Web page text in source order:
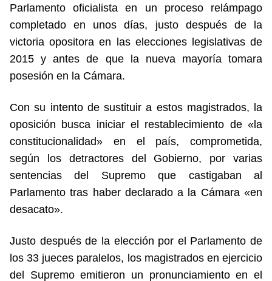
Parlamento oficialista en un proceso relámpago
completado en unos días, justo después de la
victoria opositora en las elecciones legislativas de
2015 y antes de que la nueva mayoría tomara
posesión en la Cámara.
Con su intento de sustituir a estos magistrados, la
oposición busca iniciar el restablecimiento de «la
constitucionalidad» en el país, comprometida,
según los detractores del Gobierno, por varias
sentencias del Supremo que castigaban al
Parlamento tras haber declarado a la Cámara «en
desacato».
Justo después de la elección por el Parlamento de
los 33 jueces paralelos, los magistrados en ejercicio
del Supremo emitieron un pronunciamiento en el